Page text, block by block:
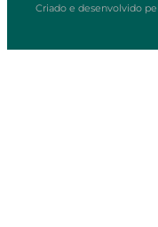
Criado e desenvolvido